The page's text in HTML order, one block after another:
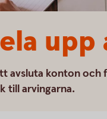
upp
avsluta konton
till arvingarna.